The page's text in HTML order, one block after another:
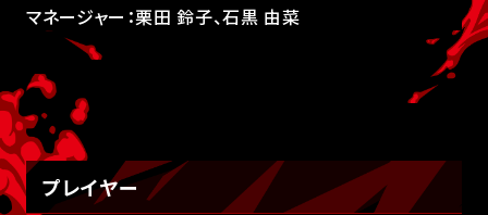
マネージャー：栗田 鈴子、石黒 由菜
プレイヤー